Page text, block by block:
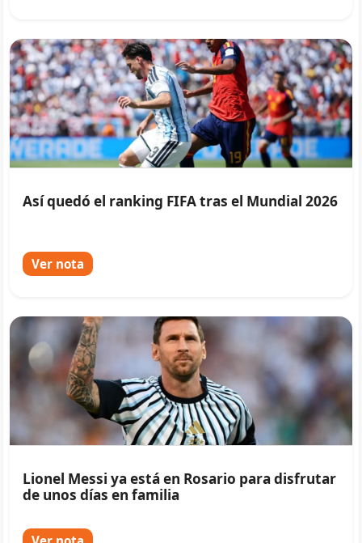
Así quedó el ranking FIFA tras el Mundial 2026
Ver nota
Lionel Messi ya está en Rosario para disfrutar
de unos días en familia